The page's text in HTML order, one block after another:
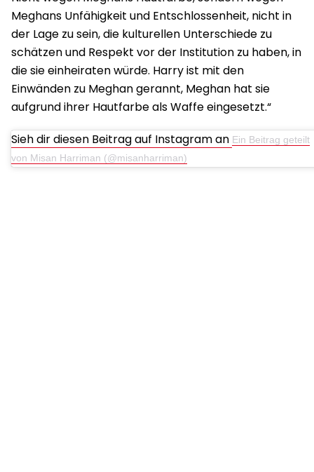
Meghans Unfähigkeit und Entschlossenheit, nicht in
der Lage zu sein, die kulturellen Unterschiede zu
schätzen und Respekt vor der Institution zu haben, in
die sie einheiraten würde. Harry ist mit den
Einwänden zu Meghan gerannt, Meghan hat sie
aufgrund ihrer Hautfarbe als Waffe eingesetzt.“
Sieh dir diesen Beitrag auf Instagram an Ein Beitrag geteilt
von Misan Harriman (@misanharriman)